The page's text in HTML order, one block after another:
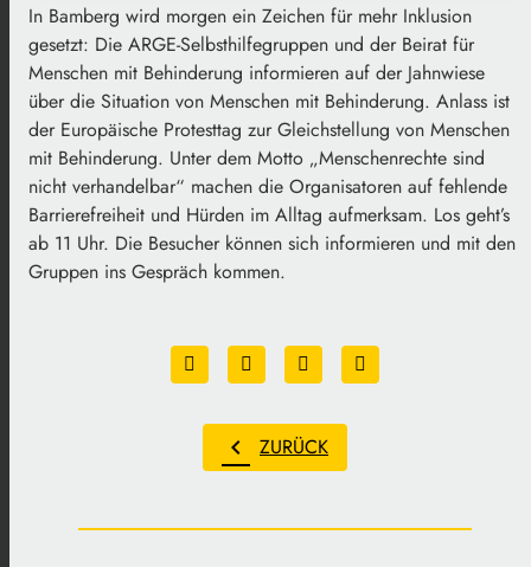
In Bamberg wird morgen ein Zeichen für mehr Inklusion
gesetzt: Die ARGE-Selbsthilfegruppen und der Beirat für
Menschen mit Behinderung informieren auf der Jahnwiese
über die Situation von Menschen mit Behinderung. Anlass ist
der Europäische Protesttag zur Gleichstellung von Menschen
mit Behinderung. Unter dem Motto „Menschenrechte sind
nicht verhandelbar“ machen die Organisatoren auf fehlende
Barrierefreiheit und Hürden im Alltag aufmerksam. Los geht’s
ab 11 Uhr. Die Besucher können sich informieren und mit den
Gruppen ins Gespräch kommen.
chevron_left ZURÜCK